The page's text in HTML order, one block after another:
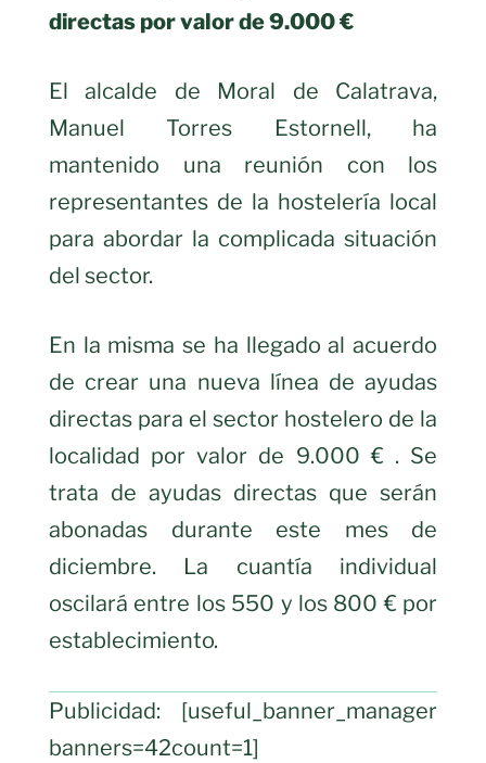
directas por valor de 9.000 €
El alcalde de Moral de Calatrava,
Manuel Torres Estornell, ha
mantenido una reunión con los
representantes de la hostelería local
para abordar la complicada situación
del sector.
En la misma se ha llegado al acuerdo
de crear una nueva línea de ayudas
directas para el sector hostelero de la
localidad por valor de 9.000 € . Se
trata de ayudas directas que serán
abonadas durante este mes de
diciembre. La cuantía individual
oscilará entre los 550 y los 800 € por
establecimiento.
Publicidad: [useful_banner_manager
banners=42count=1]